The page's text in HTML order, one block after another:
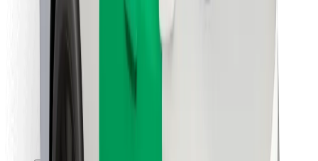
Para usuarios
Para conductores
Para repartidores
Bolt Food
Bolt para empresas